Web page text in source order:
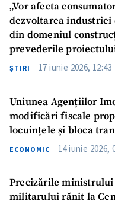
„Vor afecta
dezvoltarea industriei
din domeniul
prevederile
2027
ŞTIRI 17 iunie 2026, 12:43
Uniunea Agențiilor
modificări fiscale
locuințele și bloca
ECONOMIC 14 iunie 2026,
Precizările
militarului rănit la